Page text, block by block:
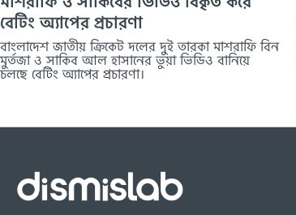
বেটিং অ্যাপের প্রচারণা
বাংলাদেশ জাতীয় ক্রিকেট দলের দুই তারকা মাশরাফি বিন
মুর্তজা ও সাকিব আল হাসানের ভুয়া ভিডিও বানিয়ে
চলছে বেটিং অ্যাপের প্রচারণা।